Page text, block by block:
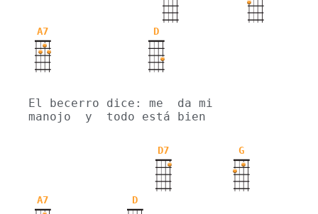
A7 D
El becerro dice: me  da mi
manojo  y  todo está bien
D7 G
A7 D